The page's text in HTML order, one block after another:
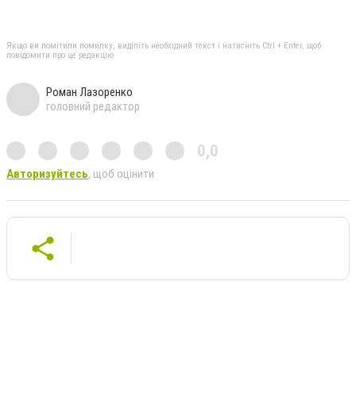
Якщо ви помітили помилку, виділіть необхідний текст і натисніть Ctrl + Enter, щоб
повідомити про це редакцію
Роман Лазоренко
головний редактор
0,0
Авторизуйтесь, щоб оцінити